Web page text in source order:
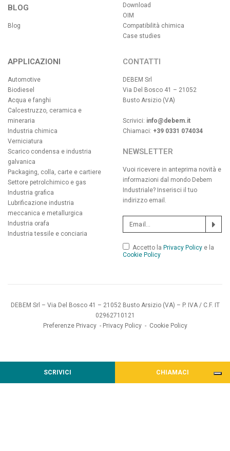
SCRIVICI CHIAMACI
BLOG
Blog
Download
OIM
Compatibilità chimica
Case studies
APPLICAZIONI
Automotive
Biodiesel
Acqua e fanghi
Calcestruzzo, ceramica e
mineraria
Industria chimica
Verniciatura
Scarico condensa e industria
galvanica
Packaging, colla, carte e cartiere
Settore petrolchimico e gas
Industria grafica
Lubrificazione industria
meccanica e metallurgica
Industria orafa
Industria tessile e conciaria
CONTATTI
DEBEM Srl
Via Del Bosco 41 – 21052
Busto Arsizio (VA)
Scrivici: info@debem.it
Chiamaci: +39 0331 074034
NEWSLETTER
Vuoi ricevere in anteprima novità e
informazioni dal mondo Debem
Industriale? Inserisci il tuo
indirizzo email.
Accetto la Privacy Policy e la
Cookie Policy
DEBEM Srl – Via Del Bosco 41 – 21052 Busto Arsizio (VA) – P. IVA / C.F. IT
02962710121
Preferenze Privacy - Privacy Policy - Cookie Policy
Informativa sulla raccolta